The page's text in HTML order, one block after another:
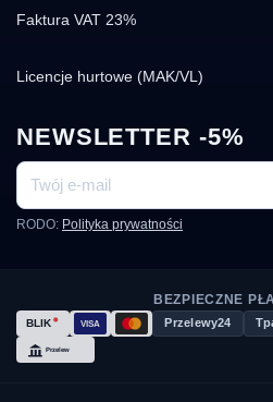
Faktura VAT 23%
Licencje hurtowe (MAK/VL)
NEWSLETTER -5%
RODO: Polityka prywatności
BEZPIECZNE
Przelewy24